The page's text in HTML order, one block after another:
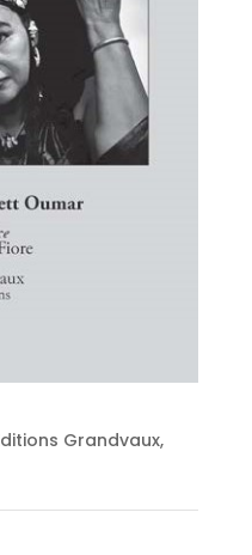
Grandvaux,